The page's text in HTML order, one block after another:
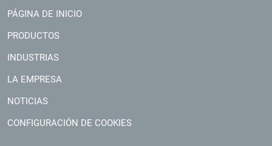
PÁGINA DE INICIO
PRODUCTOS
INDUSTRIAS
LA EMPRESA
NOTICIAS
CONFIGURACIÓN DE COOKIES